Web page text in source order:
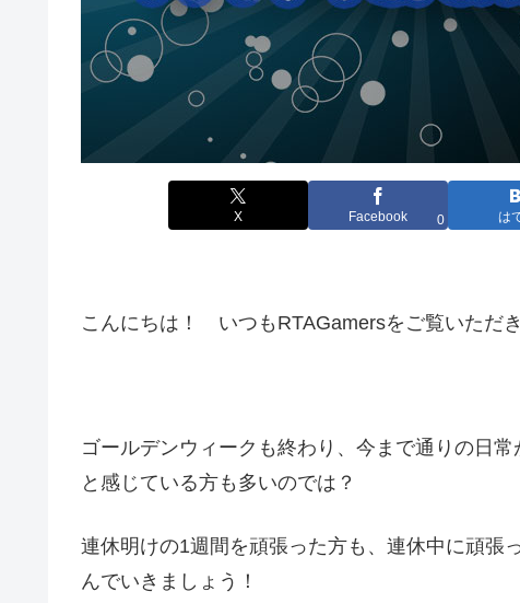
X Facebook 0 は
こんにちは！ いつもRTAGamersをご覧いただ
ゴールデンウィークも終わり、今まで通りの日
と感じている方も多いのでは？
連休明けの1週間を頑張った方も、連休中に頑張
んでいきましょう！